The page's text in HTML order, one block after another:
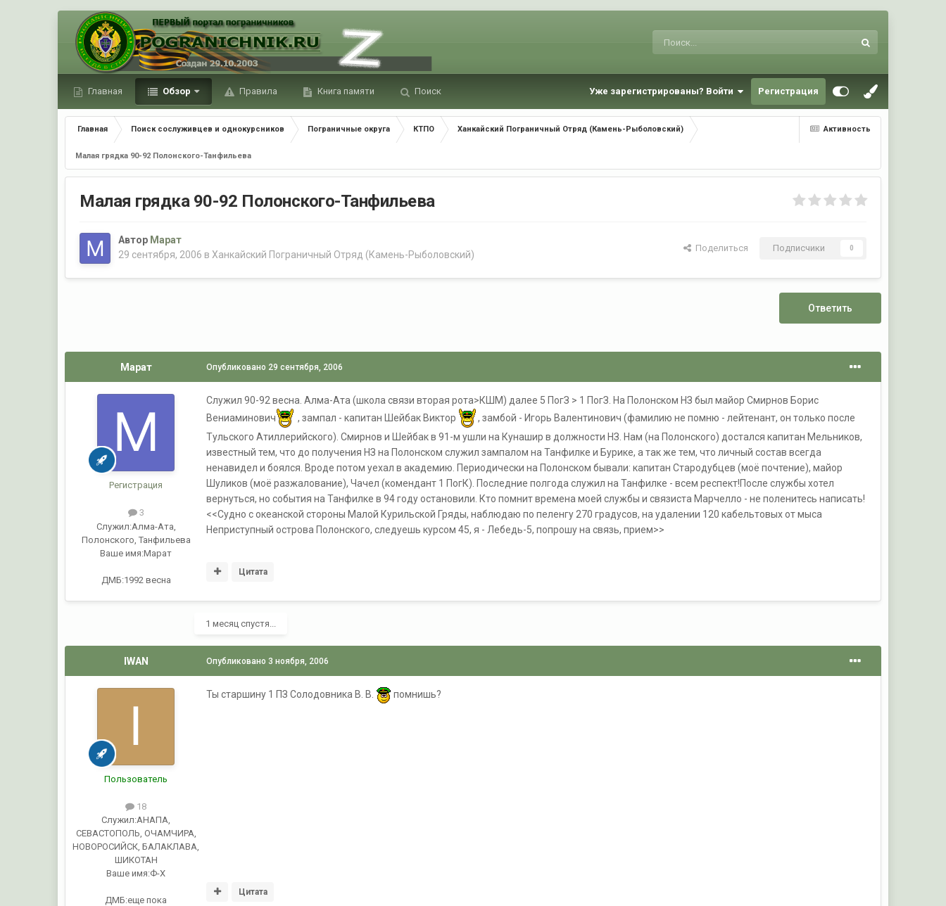
Главная Обзор Правила Книга памяти Поиск Уже зарегистрированы? Войти Регистрация
Активность
Главная Поиск сослуживцев и однокурсников Пограничные округа КТПО Ханкайский Пограничный Отряд (Камень-Рыболовский)
Малая грядка 90-92 Полонского-Танфильева
Малая грядка 90-92 Полонского-Танфильева
Автор Марат
29 сентября, 2006 вХанкайский Пограничный Отряд (Камень-Рыболовский)
Поделиться Подписчики 0
Ответить
Марат
Регистрация
3
Служил:Алма-Ата,
Полонского, Танфильева
Ваше имя:Марат
ДМБ:1992 весна
Опубликовано 29 сентября, 2006
Служил 90-92 весна. Алма-Ата (школа связи вторая рота>КШМ) далее 5 ПогЗ > 1 ПогЗ. На Полонском НЗ был майор Смирнов Борис
Вениаминович
, зампал - капитан Шейбак Виктор
, замбой - Игорь Валентинович (фамилию не помню - лейтенант, он только после
Тульского Атиллерийского). Смирнов и Шейбак в 91-м ушли на Кунашир в должности НЗ. Нам (на Полонского) достался капитан Мельников,
известный тем, что до получения НЗ на Полонском служил зампалом на Танфилке и Бурике, а так же тем, что личный состав всегда
ненавидел и боялся. Вроде потом уехал в академию. Периодически на Полонском бывали: капитан Стародубцев (моё почтение), майор
Шуликов (моё разжалование), Чачел (комендант 1 ПогК). Последние полгода служил на Танфилке - всем респект!После службы хотел
вернуться, но события на Танфилке в 94 году остановили. Кто помнит времена моей службы и связиста Марчелло - не поленитесь написать!
<<Судно с океанской стороны Малой Курильской Гряды, наблюдаю по пеленгу 270 градусов, на удалении 120 кабельтовых от мыса
Неприступный острова Полонского, следуешь курсом 45, я - Лебедь-5, попрошу на связь, прием>>
Цитата
1 месяц спустя...
IWAN
Пользователь
18
Служил:АНАПА,
СЕВАСТОПОЛЬ, ОЧАМЧИРА,
НОВОРОСИЙСК, БАЛАКЛАВА,
ШИКОТАН
Ваше имя:Ф-Х
ДМБ:еще пока
Опубликовано 3 ноября, 2006
Ты старшину 1 ПЗ Солодовника В. В. помнишь?
Цитата